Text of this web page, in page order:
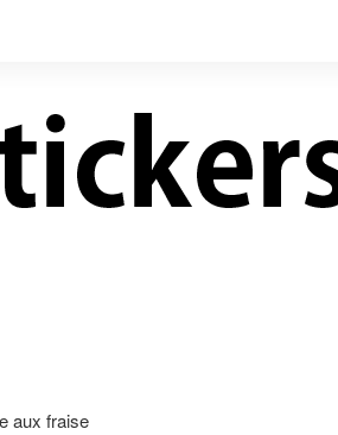
aux fraise